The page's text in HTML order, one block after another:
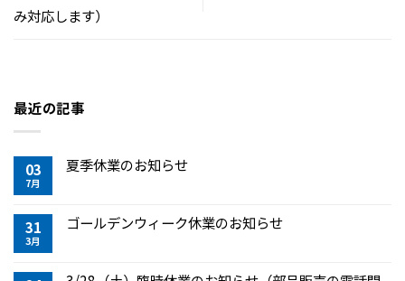
み対応します）
最近の記事
03
7月
夏季休業のお知らせ
31
3月
ゴールデンウィーク休業のお知らせ